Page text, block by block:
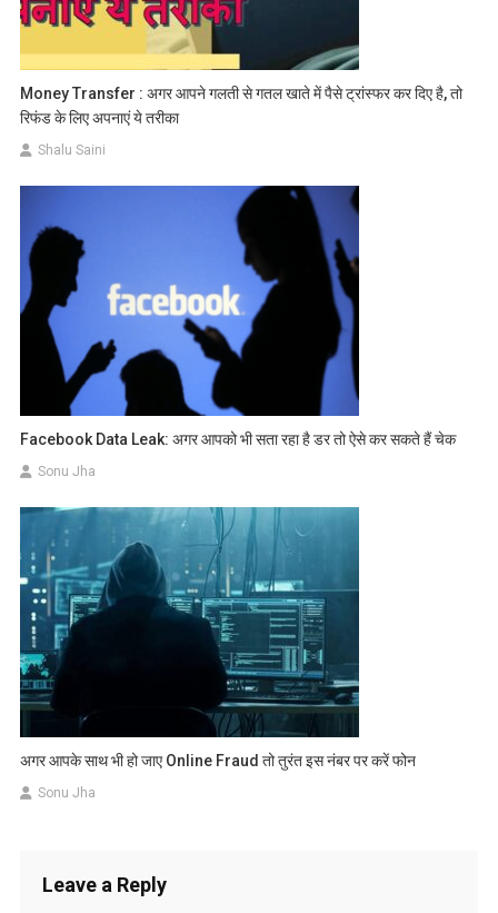
Money Transfer : अगर आपने गलती से गतल खाते में पैसे ट्रांस्फर कर दिए है, तो
रिफंड के लिए अपनाएं ये तरीका
Shalu Saini
Facebook Data Leak: अगर आपको भी सता रहा है डर तो ऐसे कर सकते हैं चेक
Sonu Jha
अगर आपके साथ भी हो जाए Online Fraud तो तुरंत इस नंबर पर करें फोन
Sonu Jha
Leave a Reply